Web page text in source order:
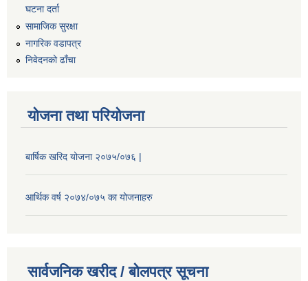
घटना दर्ता
सामाजिक सुरक्षा
नागरिक वडापत्र
निवेदनको ढाँचा
योजना तथा परियोजना
बार्षिक खरिद योजना २०७५/०७६ |
आर्थिक वर्ष २०७४/०७५ का योजनाहरु
सार्वजनिक खरीद / बोलपत्र सूचना